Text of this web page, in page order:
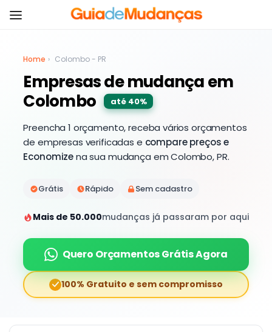
Home › Colombo - PR
Empresas de mudança em
Colombo
até 40%
Preencha 1 orçamento, receba vários orçamentos
de empresas verificadas e compare preços e
Economizena sua mudança em Colombo, PR.
Grátis Rápido Sem cadastro
Mais de 50.000mudanças já passaram por aqui
Quero Orçamentos Grátis Agora
100% Gratuito e sem compromisso